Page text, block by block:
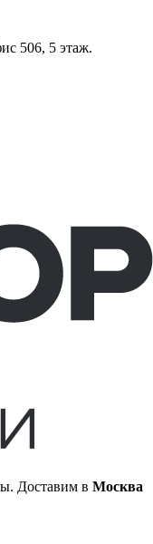
506, 5 этаж.
Доставим в Москва